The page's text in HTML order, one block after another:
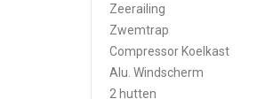
Zeerailing
Zwemtrap
Compressor Koelkast
Alu. Windscherm
2 hutten